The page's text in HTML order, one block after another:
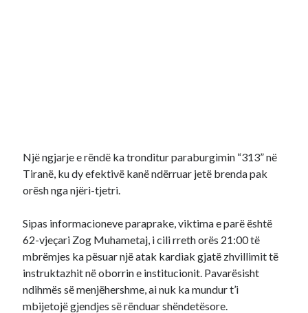
Një ngjarje e rëndë ka tronditur paraburgimin “313” në
Tiranë, ku dy efektivë kanë ndërruar jetë brenda pak
orësh nga njëri-tjetri.
Sipas informacioneve paraprake, viktima e parë është
62-vjeçari Zog Muhametaj, i cili rreth orës 21:00 të
mbrëmjes ka pësuar një atak kardiak gjatë zhvillimit të
instruktazhit në oborrin e institucionit. Pavarësisht
ndihmës së menjëhershme, ai nuk ka mundur t’i
mbijetojë gjendjes së rënduar shëndetësore.